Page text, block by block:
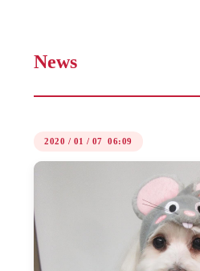
News
2020 / 01 / 07 06:09